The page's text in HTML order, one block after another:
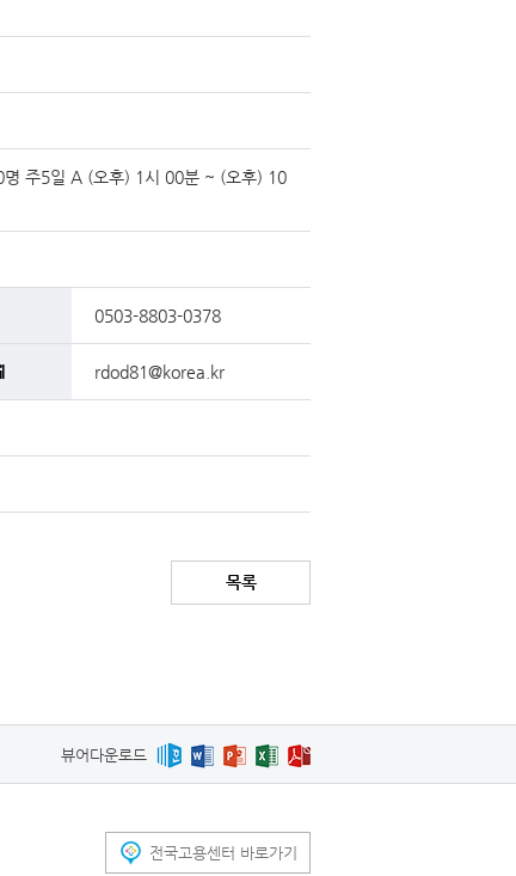
명 주5일 A (오후) 1시 00분 ~ (오후) 10
0503-8803-0378
rdod81@korea.kr
목록
뷰어다운로드
전국고용센터 바로가기